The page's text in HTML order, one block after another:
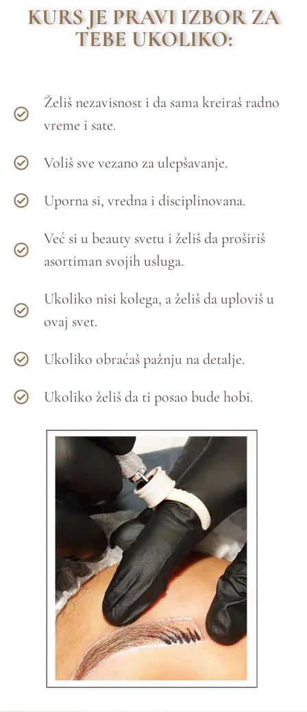
KURS JE PRAVI IZBOR ZA
TEBE UKOLIKO:
Želiš nezavisnost i da sama kreiraš radno
vreme i sate.
Voliš sve vezano za ulepšavanje.
Uporna si, vredna i disciplinovana.
Već si u beauty svetu i želiš da proširiš
asortiman svojih usluga.
Ukoliko nisi kolega, a želiš da uploviš u
ovaj svet.
Ukoliko obraćaš pažnju na detalje.
Ukoliko želiš da ti posao bude hobi.